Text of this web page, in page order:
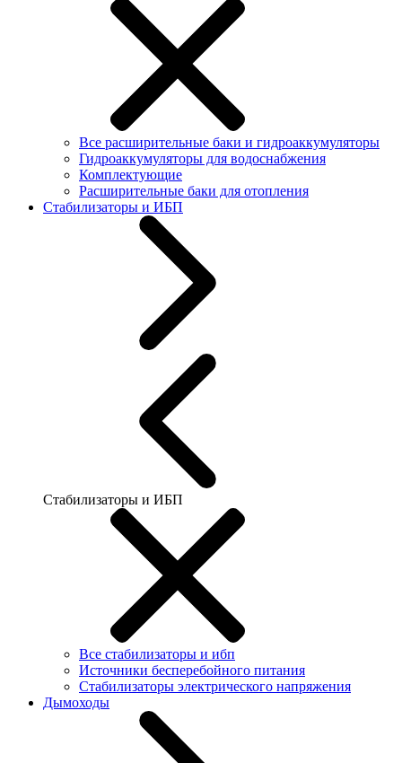
Все расширительные баки и гидроаккумуляторы
Гидроаккумуляторы для водоснабжения
Комплектующие
Расширительные баки для отопления
Стабилизаторы и ИБП
Стабилизаторы и ИБП
Все стабилизаторы и ибп
Источники бесперебойного питания
Стабилизаторы электрического напряжения
Дымоходы